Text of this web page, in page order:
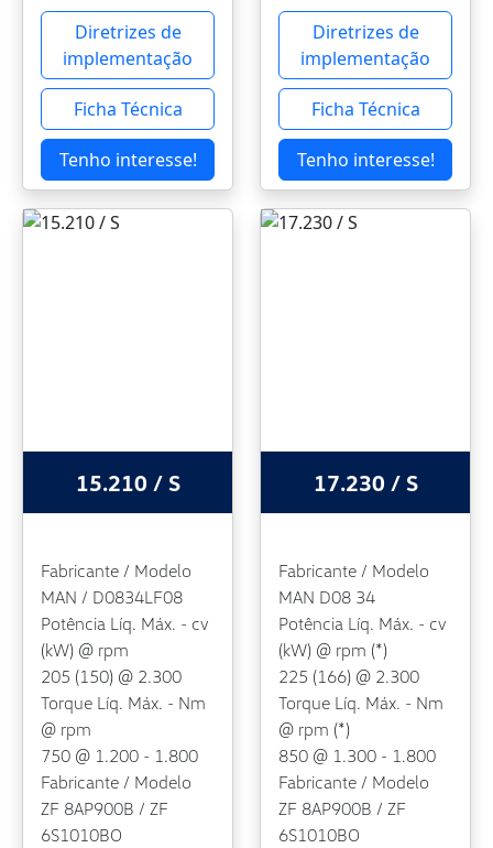
Diretrizes de
implementação
Ficha Técnica
Tenho interesse!
Diretrizes de
implementação
Ficha Técnica
Tenho interesse!
15.210 / S
Fabricante / Modelo
MAN / D0834LF08
Potência Líq. Máx. - cv
(kW) @ rpm
205 (150) @ 2.300
Torque Líq. Máx. - Nm
@ rpm
750 @ 1.200 - 1.800
Fabricante / Modelo
ZF 8AP900B / ZF
6S1010BO
17.230 / S
Fabricante / Modelo
MAN D08 34
Potência Líq. Máx. - cv
(kW) @ rpm (*)
225 (166) @ 2.300
Torque Líq. Máx. - Nm
@ rpm (*)
850 @ 1.300 - 1.800
Fabricante / Modelo
ZF 8AP900B / ZF
6S1010BO